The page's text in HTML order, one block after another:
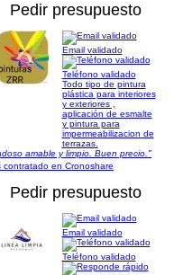
Pedir presupuesto
Email validado
Teléfono validado
Todo tipo de pintura
plástica para interiores
y exteriores ,
aplicación de esmalte
y pintura para
impermeabilizacion de
terrazas.
amable y limpio. Buen precio."
contratado en Cronoshare
Pedir presupuesto
Email validado
Teléfono validado